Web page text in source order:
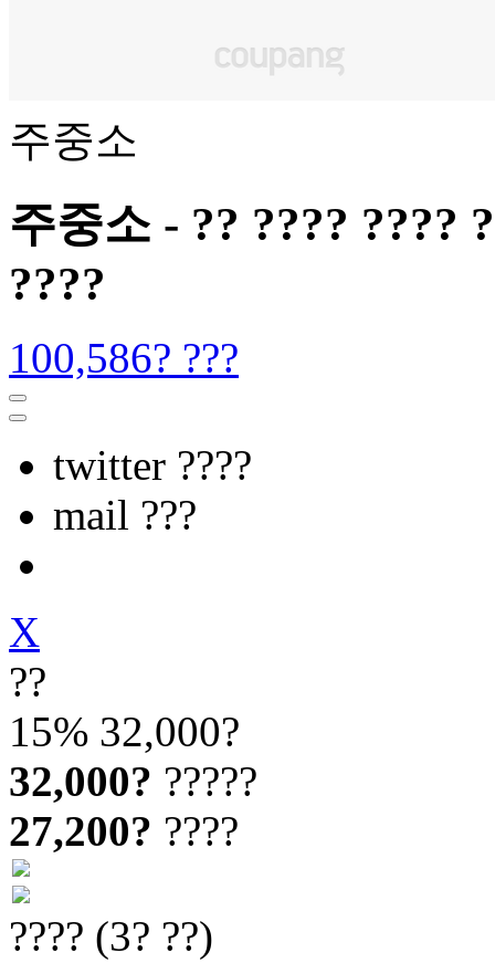
주중소
주중소 - ?? ???? ????
????
100,586? ???
twitter ????
mail ???
X
??
15% 32,000?
32,000? ?????
27,200? ????
???? (3? ??)